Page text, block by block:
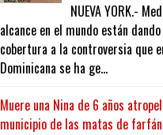
NUEVA YORK.-
alcance en el mundo están
cobertura a la controversia que
Dominicana se ha ge...
Muere una Nina de 6 años
municipio de las matas de farfán